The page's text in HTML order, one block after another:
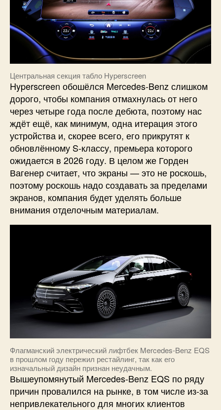
Центральная секция табло Hyperscreen
Hyperscreen обошёлся Mercedes-Benz слишком
дорого, чтобы компания отмахнулась от него
через четыре года после дебюта, поэтому нас
ждёт ещё, как минимум, одна итерация этого
устройства и, скорее всего, его прикрутят к
обновлённому S-классу, премьера которого
ожидается в 2026 году. В целом же Горден
Вагенер считает, что экраны — это не роскошь,
поэтому роскошь надо создавать за пределами
экранов, компания будет уделять больше
внимания отделочным материалам.
Флагманский электрический лифтбек Mercedes-Benz EQS
в прошлом году пережил рестайлинг, так как его
изначальный дизайн признан неудачным.
Вышеупомянутый Mercedes-Benz EQS по ряду
причин провалился на рынке, в том числе из-за
непривлекательного для многих клиентов